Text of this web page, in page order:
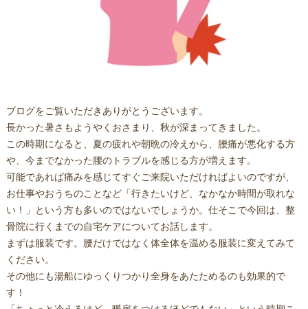
ブログをご覧いただきありがとうございます。
長かった暑さもようやくおさまり、秋が深まってきました。
この時期になると、夏の疲れや朝晩の冷えから、腰痛が悪化する方
や、今までなかった腰のトラブルを感じる方が増えます。
可能であれば痛みを感じてすぐご来院いただければよいのですが、
お仕事やおうちのことなど「行きたいけど、なかなか時間が取れな
い！」という方も多いのではないでしょうか。仕そこで今回は、整
骨院に行くまでの自宅ケアについてお話します。
まずは服装です。腰だけではなく体全体を温める服装に変えてみて
ください。
その他にも湯船にゆっくりつかり全身をあたためるのも効果的で
す！